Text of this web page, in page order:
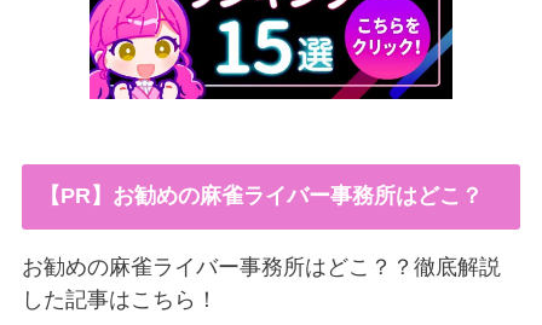
【PR】お勧めの麻雀ライバー事務所はどこ？
お勧めの麻雀ライバー事務所はどこ？？徹底解説
した記事はこちら！